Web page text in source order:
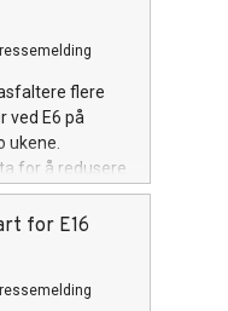
flere
ved E6 på
ukene.
for å redusere
for E16